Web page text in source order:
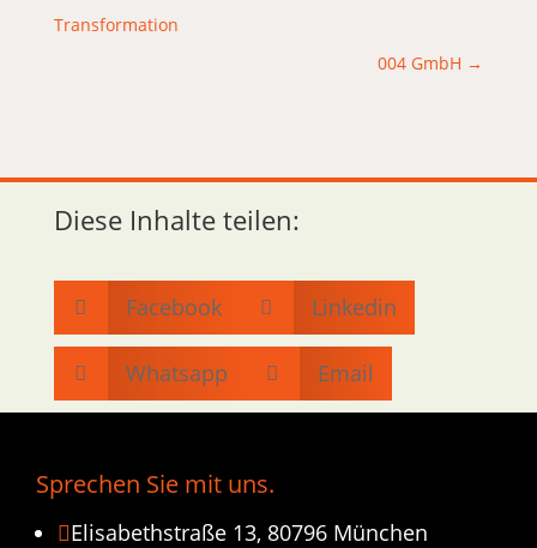
Transformation
004 GmbH →
Diese Inhalte teilen:
 Facebook  Linkedin
 Whatsapp  Email
Sprechen Sie mit uns.
Elisabethstraße 13, 80796 München